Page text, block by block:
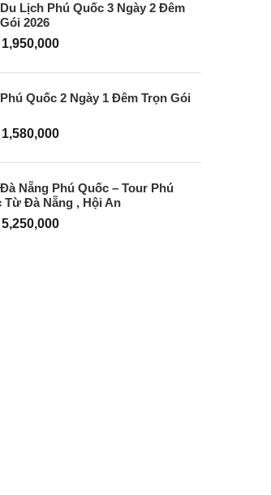
Lịch Phú Quốc 3 Ngày 2 Đêm
2026
1,950,000
Quốc 2 Ngày 1 Đêm Trọn Gói
1,580,000
Nẵng Phú Quốc – Tour Phú
Từ Đà Nẵng , Hội An
5,250,000